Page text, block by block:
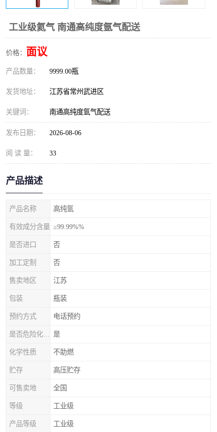
工业级氦气 南通高纯度氩气配送
价格： 面议
产品数量： 9999.00瓶
发货地址： 江苏省常州武进区
关键词： 南通高纯度氩气配送
发布日期： 2026-08-06
阅 读 量： 33
产品描述
产品名称 高纯氩
有效成分含量 ≥99.99%%
是否进口 否
加工定制 否
售卖地区 江苏
包装 瓶装
预约方式 电话预约
是
化学性质 不助燃
贮存 高压贮存
可售卖地 全国
等级 工业级
产品等级 工业级